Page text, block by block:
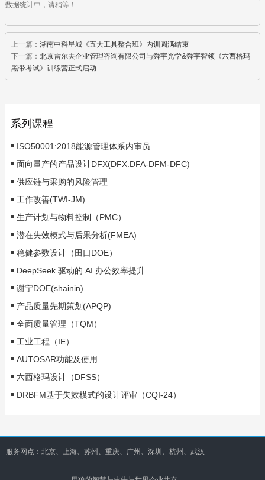
数据统计中，请稍等！
上一篇： 湖南中科星城《五大工具整合班》内训圆满结束
下一篇： 北京雷尔夫企业管理咨询有限公司与舜宇光学&舜宇智领《六西格玛
黑带考试》训练营正式启动
系列课程
ISO50001:2018能源管理体系内审员
面向量产的产品设计DFX(DFX:DFA-DFM-DFC)
供应链与采购的风险管理
工作改善(TWI-JM)
生产计划与物料控制（PMC）
潜在失效模式与后果分析(FMEA)
稳健参数设计（田口DOE）
DeepSeek 驱动的 AI 办公效率提升
谢宁DOE(shainin)
产品质量先期策划(APQP)
全面质量管理（TQM）
工业工程（IE）
AUTOSAR功能及使用
六西格玛设计（DFSS）
DRBFM基于失效模式的设计评审（CQI-24）
服务网点：北京、上海、苏州、重庆、广州、深圳、杭州、武汉